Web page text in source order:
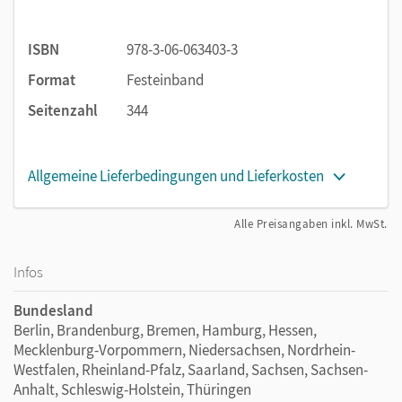
zusammengefasst.
Zusätzliche digitale Medien zum Schulbuch:
E-Book und in der App unterstützen den
Digitale Medien zum Schulbuch
Neu beiDeutschbuch – Differenzierende Ausgabe:Das
Schulbuch ist durch optionale digitale Angebote
kostenlose
lernen.cornelsen.deoder über dasE-Bookzugreifen.
Folgende Medien stehen Ihnen und Ihren Lernenden zur
Verfügung:
Bilder aus dem Schulbuch oder ergänzende Fotos
Hörtexte
ISBN
978-3-06-063403-3
Format
Festeinband
Seitenzahl
344
Allgemeine Lieferbedingungen und Lieferkosten
Alle Preisangaben inkl. MwSt.
Infos
Bundesland
Berlin, Brandenburg, Bremen, Hamburg, Hessen,
Mecklenburg-Vorpommern, Niedersachsen, Nordrhein-
Westfalen, Rheinland-Pfalz, Saarland, Sachsen, Sachsen-
Anhalt, Schleswig-Holstein, Thüringen